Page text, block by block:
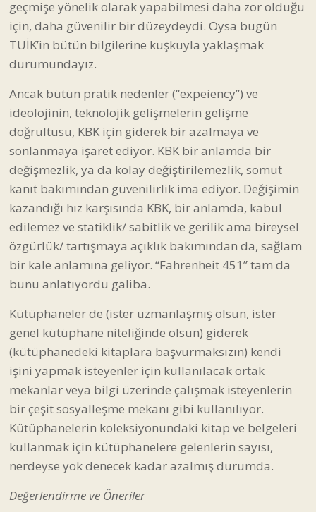
geçmişe yönelik olarak yapabilmesi daha zor olduğu
için, daha güvenilir bir düzeydeydi. Oysa bugün
TÜİK’in bütün bilgilerine kuşkuyla yaklaşmak
durumundayız.
Ancak bütün pratik nedenler (“expeiency”) ve
ideolojinin, teknolojik gelişmelerin gelişme
doğrultusu, KBK için giderek bir azalmaya ve
sonlanmaya işaret ediyor. KBK bir anlamda bir
değişmezlik, ya da kolay değiştirilemezlik, somut
kanıt bakımından güvenilirlik ima ediyor. Değişimin
kazandığı hız karşısında KBK, bir anlamda, kabul
edilemez ve statiklik/ sabitlik ve gerilik ama bireysel
özgürlük/ tartışmaya açıklık bakımından da, sağlam
bir kale anlamına geliyor. “Fahrenheit 451” tam da
bunu anlatıyordu galiba.
Kütüphaneler de (ister uzmanlaşmış olsun, ister
genel kütüphane niteliğinde olsun) giderek
(kütüphanedeki kitaplara başvurmaksızın) kendi
işini yapmak isteyenler için kullanılacak ortak
mekanlar veya bilgi üzerinde çalışmak isteyenlerin
bir çeşit sosyalleşme mekanı gibi kullanılıyor.
Kütüphanelerin koleksiyonundaki kitap ve belgeleri
kullanmak için kütüphanelere gelenlerin sayısı,
nerdeyse yok denecek kadar azalmış durumda.
Değerlendirme ve Öneriler